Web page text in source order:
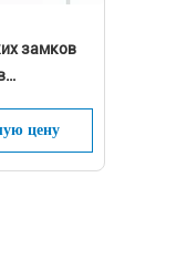
замков
цену